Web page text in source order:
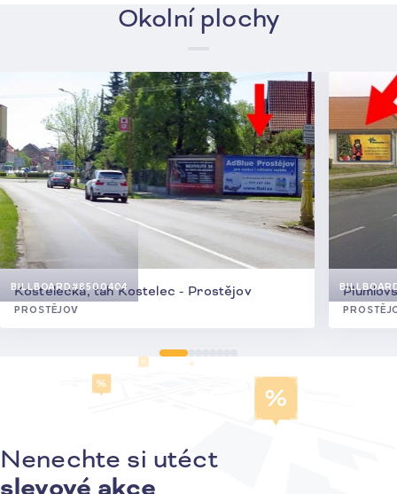
Okolní plochy
BILLBOARD#8500404
Kostelecká, tah Kostelec - Prostějov
PROSTĚJOV
Přihlášení k odběru novinek
Nenechte si utéct